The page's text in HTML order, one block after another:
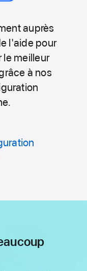
auprès
l'aide pour
le meilleur
à nos